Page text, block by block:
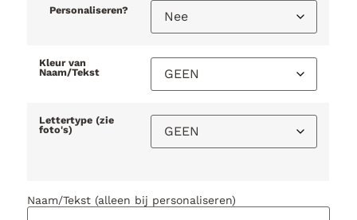
Personaliseren?
Kleur van
Naam/Tekst
Lettertype (zie
foto's)
Naam/Tekst (alleen bij personaliseren)